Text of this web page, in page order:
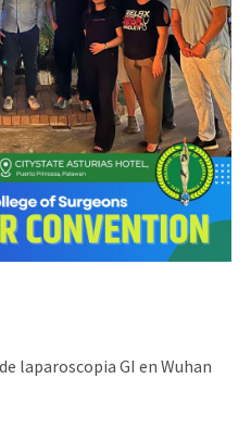
laparoscopia GI en Wuhan